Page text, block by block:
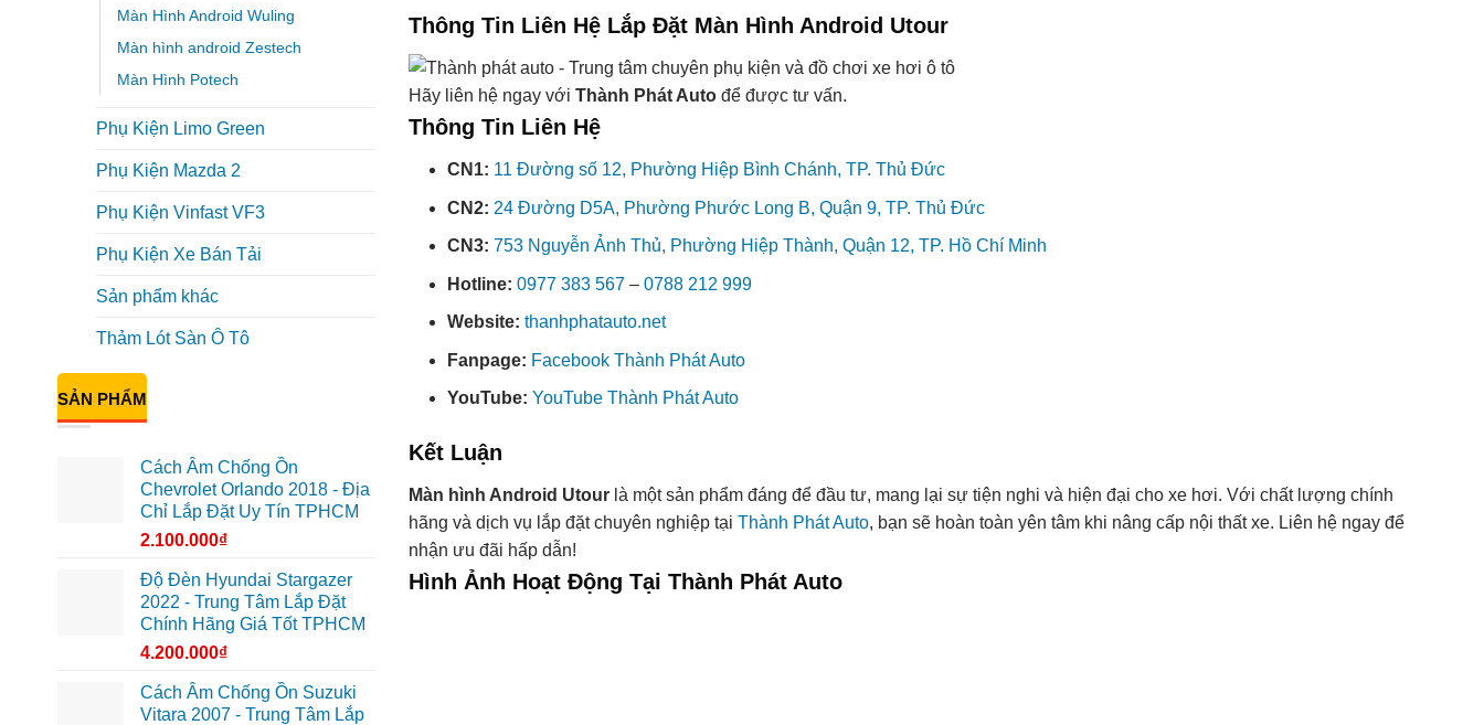
Màn Hình Android Wuling
Màn hình android Zestech
Màn Hình Potech
Phụ Kiện Limo Green
Phụ Kiện Mazda 2
Phụ Kiện Vinfast VF3
Phụ Kiện Xe Bán Tải
Sản phẩm khác
Thảm Lót Sàn Ô Tô
SẢN PHẨM
Cách Âm Chống Ồn
Chevrolet Orlando 2018 - Địa
Chỉ Lắp Đặt Uy Tín TPHCM
2.100.000₫
Độ Đèn Hyundai Stargazer
2022 - Trung Tâm Lắp Đặt
Chính Hãng Giá Tốt TPHCM
4.200.000₫
Cách Âm Chống Ồn Suzuki
Vitara 2007 - Trung Tâm Lắp
Thông Tin Liên Hệ Lắp Đặt Màn Hình Android Utour
Hãy liên hệ ngay với Thành Phát Autođể được tư vấn.
Thông Tin Liên Hệ
CN1: 11 Đường số 12, Phường Hiệp Bình Chánh, TP. Thủ Đức
CN2: 24 Đường D5A, Phường Phước Long B, Quận 9, TP. Thủ Đức
CN3: 753 Nguyễn Ảnh Thủ, Phường Hiệp Thành, Quận 12, TP. Hồ Chí Minh
Hotline: 0977 383 567– 0788 212 999
Website: thanhphatauto.net
Fanpage: Facebook Thành Phát Auto
YouTube: YouTube Thành Phát Auto
Kết Luận
Màn hình Android Utourlà một sản phẩm đáng để đầu tư, mang lại sự tiện nghi và hiện đại cho xe hơi. Với chất lượng chính
hãng và dịch vụ lắp đặt chuyên nghiệp tại Thành Phát Auto, bạn sẽ hoàn toàn yên tâm khi nâng cấp nội thất xe. Liên hệ ngay để
nhận ưu đãi hấp dẫn!
Hình Ảnh Hoạt Động Tại Thành Phát Auto